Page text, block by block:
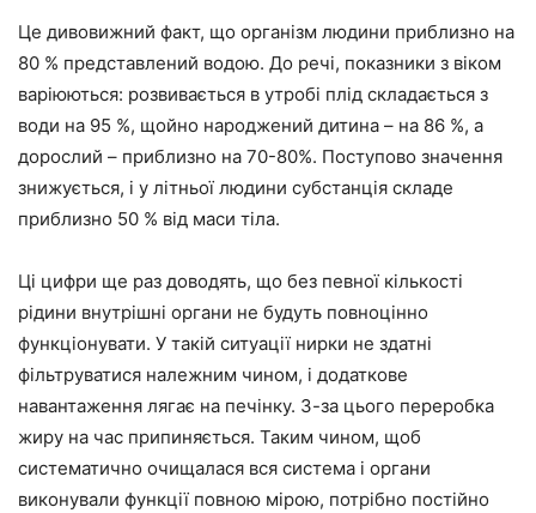
Це дивовижний факт, що організм людини приблизно на
80 % представлений водою. До речі, показники з віком
варіюються: розвивається в утробі плід складається з
води на 95 %, щойно народжений дитина – на 86 %, а
дорослий – приблизно на 70-80%. Поступово значення
знижується, і у літньої людини субстанція складе
приблизно 50 % від маси тіла.
Ці цифри ще раз доводять, що без певної кількості
рідини внутрішні органи не будуть повноцінно
функціонувати. У такій ситуації нирки не здатні
фільтруватися належним чином, і додаткове
навантаження лягає на печінку. З-за цього переробка
жиру на час припиняється. Таким чином, щоб
систематично очищалася вся система і органи
виконували функції повною мірою, потрібно постійно